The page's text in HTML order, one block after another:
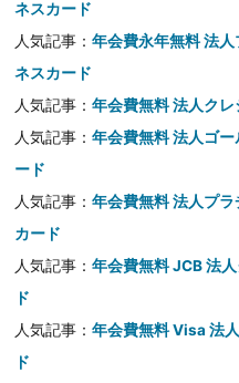
ネスカード
人気記事：年会費永年無料 法
ネスカード
人気記事：年会費無料 法人ク
人気記事：年会費無料 法人ゴ
ード
人気記事：年会費無料 法人プ
カード
人気記事：年会費無料 JCB 法
ド
人気記事：年会費無料 Visa 法
ド